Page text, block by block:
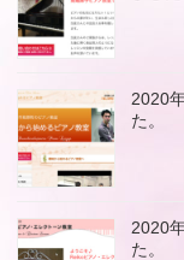
2020
た。
2020
た。